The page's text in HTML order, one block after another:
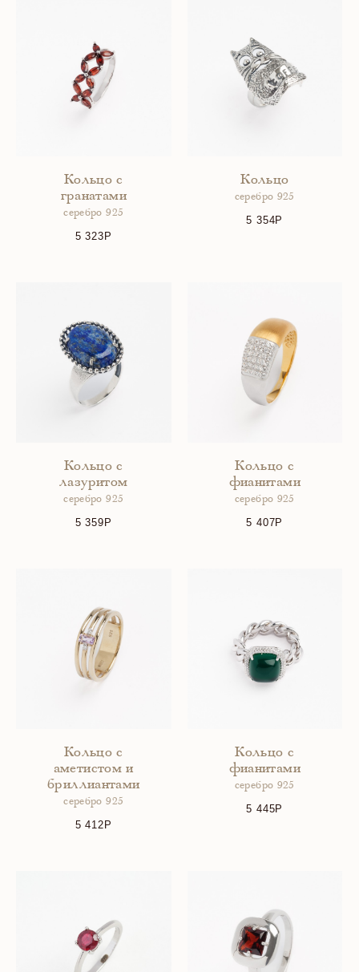
Кольцо с
гранатами
серебро 925
5 323
Кольцо
серебро 925
5 354
Кольцо с
лазуритом
серебро 925
5 359
Кольцо с
фианитами
серебро 925
5 407
Кольцо с
аметистом и
бриллиантами
серебро 925
5 412
Кольцо с
фианитами
серебро 925
5 445